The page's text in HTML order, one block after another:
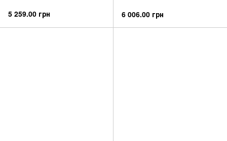
5 259.00 грн 6 006.00 грн